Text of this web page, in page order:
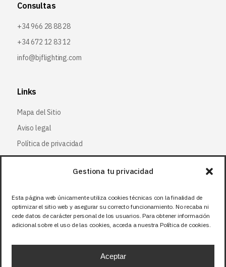
Gestiona tu privacidad
Esta página web únicamente utiliza cookies técnicas con la finalidad de
optimizar el sitio web y asegurar su correcto funcionamiento. No recaba ni
cede datos de carácter personal de los usuarios. Para obtener información
adicional sobre el uso de las cookies, acceda a nuestra Política de cookies.
Aceptar
Consultas
+34 966 28 88 28
+34 672 12 83 12
info@bjflighting.com
Links
Mapa del Sitio
Aviso legal
Política de privacidad
Política de cookies
Síguenos
Facebook
X (Twitter)
Instagram